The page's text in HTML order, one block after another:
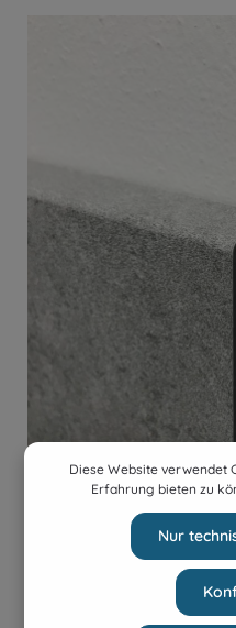
Fugenlose
Auch schmale
Diese Website verwendet
Erfahrung bieten zu
Nur